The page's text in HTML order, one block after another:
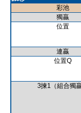
彩池
獨贏
位置
連贏
位置Q
3揀1（組合獨贏